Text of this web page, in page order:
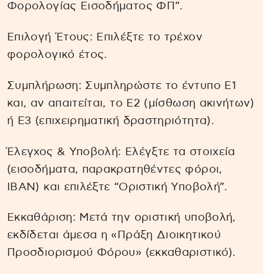
Φορολογίας Εισοδήματος ΦΠ”.
Επιλογή Έτους: Επιλέξτε το τρέχον
φορολογικό έτος.
Συμπλήρωση: Συμπληρώστε το έντυπο Ε1
και, αν απαιτείται, το Ε2 (μίσθωση ακινήτων)
ή Ε3 (επιχειρηματική δραστηριότητα).
Έλεγχος & Υποβολή: Ελέγξτε τα στοιχεία
(εισοδήματα, παρακρατηθέντες φόροι,
IBAN) και επιλέξτε “Οριστική Υποβολή”.
Εκκαθάριση: Μετά την οριστική υποβολή,
εκδίδεται άμεσα η «Πράξη Διοικητικού
Προσδιορισμού Φόρου» (εκκαθαριστικό).